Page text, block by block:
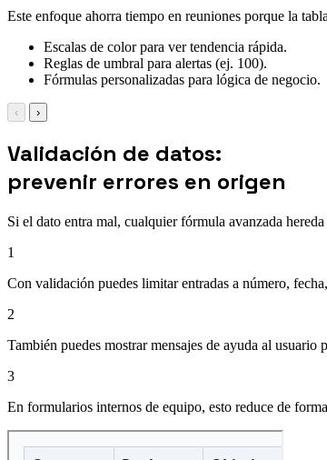
Este enfoque ahorra tiempo en reuniones porque la
Escalas de color para ver tendencia rápida.
Reglas de umbral para alertas (ej. 100).
Fórmulas personalizadas para lógica de negocio.
‹ ›
Validación de datos:
prevenir errores en origen
Si el dato entra mal, cualquier fórmula avanzada hereda
1
Con validación puedes limitar entradas a número,
2
También puedes mostrar mensajes de ayuda al usuario
3
En formularios internos de equipo, esto reduce de